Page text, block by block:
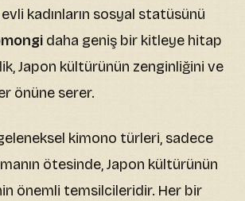
kadınların sosyal statüsünü
daha geniş bir kitleye hitap
Japon kültürünün zenginliğini ve
önüne serer.
kimono türleri, sadece
ötesinde, Japon kültürünün
önemli temsilcileridir. Her bir